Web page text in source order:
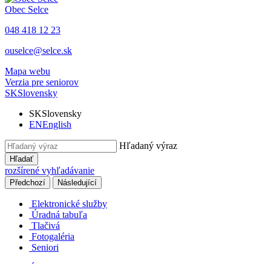
Obec Selce
048 418 12 23
ouselce@selce.sk
Mapa webu
Verzia pre seniorov
SKSlovensky
SKSlovensky
ENEnglish
Hľadaný výraz
Hľadať
rozšírené vyhľadávanie
Předchozí Následující
Elektronické služby
Úradná tabuľa
Tlačivá
Fotogaléria
Seniori